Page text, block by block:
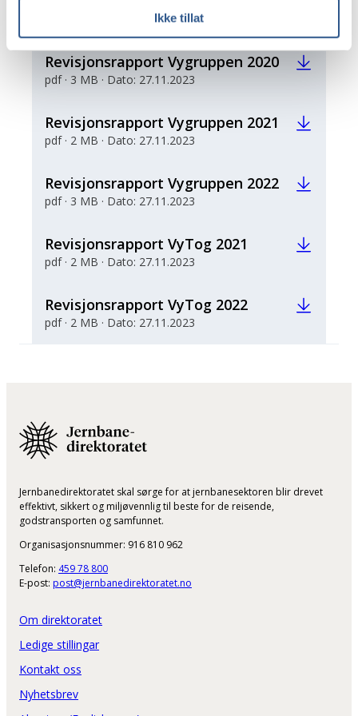
Ikke tillat
pdf · 2 MB · Dato: 27.11.2023
Revisjonsrapport Vygruppen 2020
pdf · 3 MB · Dato: 27.11.2023
Revisjonsrapport Vygruppen 2021
pdf · 2 MB · Dato: 27.11.2023
Revisjonsrapport Vygruppen 2022
pdf · 3 MB · Dato: 27.11.2023
Revisjonsrapport VyTog 2021
pdf · 2 MB · Dato: 27.11.2023
Revisjonsrapport VyTog 2022
pdf · 2 MB · Dato: 27.11.2023
Jernbanedirektoratet skal sørge for at jernbanesektoren blir drevet
effektivt, sikkert og miljøvennlig til beste for de reisende,
godstransporten og samfunnet.
Organisasjonsnummer: 916 810 962
Telefon: 459 78 800
E-post: post@jernbanedirektoratet.no
Om direktoratet
Ledige stillingar
Kontakt oss
Nyhetsbrev